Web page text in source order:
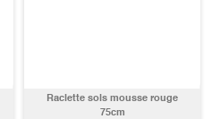
Raclette sols mousse rouge
75cm